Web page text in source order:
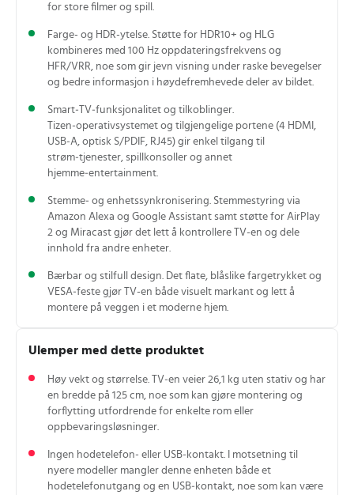
for store filmer og spill.
Farge- og HDR-ytelse. Støtte for HDR10+ og HLG
kombineres med 100 Hz oppdateringsfrekvens og
HFR/VRR, noe som gir jevn visning under raske bevegelser
og bedre informasjon i høydefremhevede deler av bildet.
Smart‑TV‑funksjonalitet og tilkoblinger.
Tizen‑operativsystemet og tilgjengelige portene (4 HDMI,
USB‑A, optisk S/PDIF, RJ45) gir enkel tilgang til
strøm‑tjenester, spillkonsoller og annet
hjemme‑entertainment.
Stemme‑ og enhetssynkronisering. Stemmestyring via
Amazon Alexa og Google Assistant samt støtte for AirPlay
2 og Miracast gjør det lett å kontrollere TV-en og dele
innhold fra andre enheter.
Bærbar og stilfull design. Det flate, blåslike fargetrykket og
VESA‑feste gjør TV-en både visuelt markant og lett å
montere på veggen i et moderne hjem.
Ulemper med dette produktet
Høy vekt og størrelse. TV‑en veier 26,1 kg uten stativ og har
en bredde på 125 cm, noe som kan gjøre montering og
forflytting utfordrende for enkelte rom eller
oppbevaringsløsninger.
Ingen hodetelefon‑ eller USB‑kontakt. I motsetning til
nyere modeller mangler denne enheten både et
hodetelefonutgang og en USB‑kontakt, noe som kan være